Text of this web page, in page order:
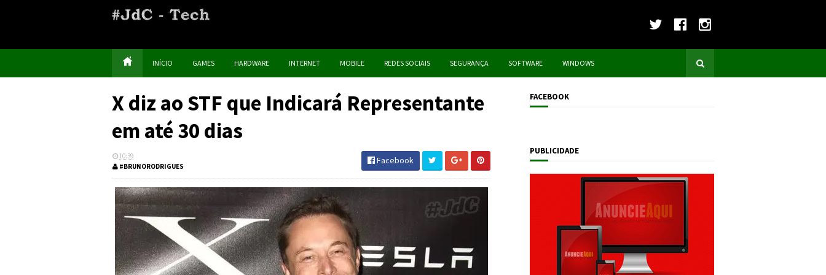
INÍCIO GAMES HARDWARE INTERNET MOBILE REDES SOCIAIS SEGURANÇA SOFTWARE WINDOWS
X diz ao STF que Indicará Representante
em até 30 dias
10:39
#BRUNORODRIGUES
Facebook
FACEBOOK
PUBLICIDADE